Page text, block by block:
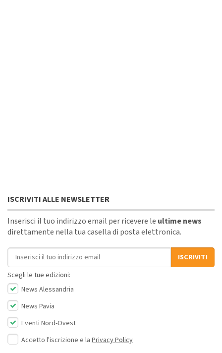
ISCRIVITI ALLE NEWSLETTER
Inserisci il tuo indirizzo email per ricevere le ultime news
direttamente nella tua casella di posta elettronica.
Indirizzo email
ISCRIVITI
Scegli le tue edizioni:
News Alessandria
News Pavia
Eventi Nord-Ovest
Accetto l'iscrizione e la Privacy Policy